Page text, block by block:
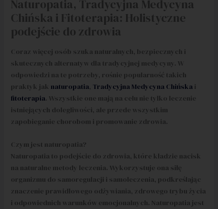
Naturopatia, Tradycyjna Medycyna
Chińska i Fitoterapia: Holistyczne
podejście do zdrowia
Coraz więcej osób szuka naturalnych, bezpiecznych i
skutecznych alternatyw dla tradycyjnej medycyny. W
odpowiedzi na te potrzeby, rośnie popularność takich
praktyk jak naturopatia, Tradycyjna Medycyna Chińska i
fitoterapia. Wszystkie one mają na celu nie tylko leczenie
istniejących dolegliwości, ale przede wszystkim
zapobieganie chorobom i promowanie zdrowia.
Czym jest naturopatia?
Naturopatia to podejście do zdrowia, które kładzie nacisk
na naturalne metody leczenia. Wykorzystuje ona siłę
organizmu do samoregulacji i samoleczenia, podkreślając
znaczenie prawidłowego odżywiania, zdrowego trybu życia
i odpowiednich warunków emocjonalnych. Naturopatia jest